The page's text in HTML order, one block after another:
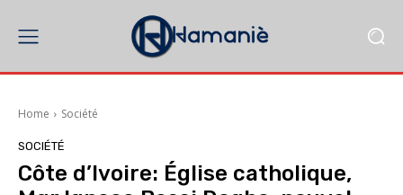
Home Société
SOCIÉTÉ
Côte d’Ivoire: Église catholique,